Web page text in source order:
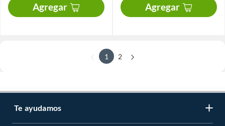
Agregar Agregar
1 2
Te ayudamos